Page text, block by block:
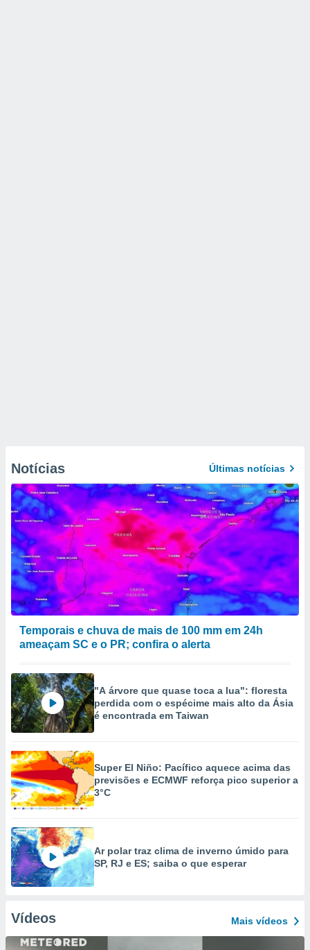
Notícias Últimas notícias
Temporais e chuva de mais de 100 mm em 24h
ameaçam SC e o PR; confira o alerta
"A árvore que quase toca a lua": floresta
perdida com o espécime mais alto da Ásia
é encontrada em Taiwan
Super El Niño: Pacífico aquece acima das
previsões e ECMWF reforça pico superior a
3°C
Ar polar traz clima de inverno úmido para
SP, RJ e ES; saiba o que esperar
Vídeos Mais vídeos